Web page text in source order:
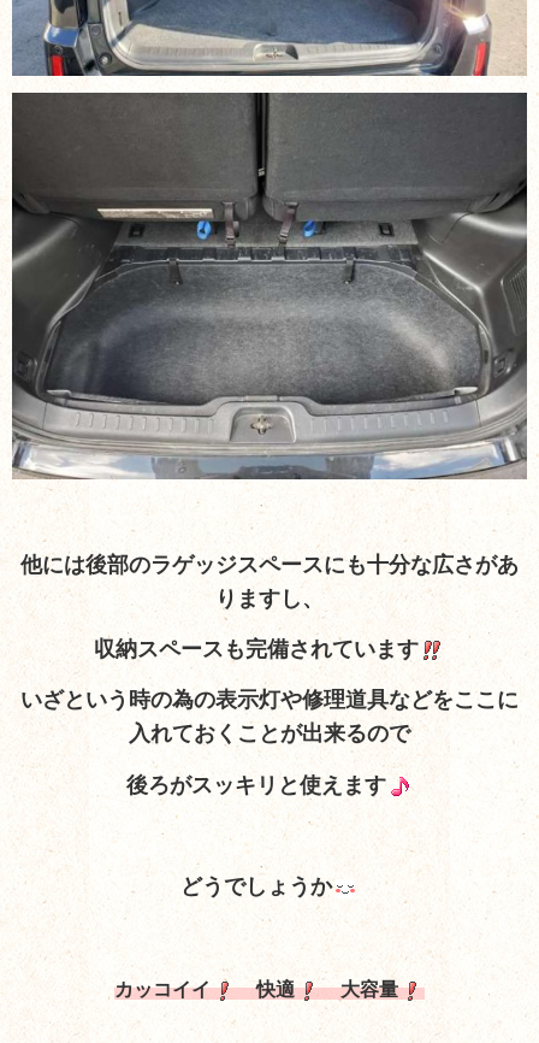
他には後部のラゲッジスペースにも十分な広さがあ
りますし、
収納スペースも完備されています
いざという時の為の表示灯や修理道具などをここに
入れておくことが出来るので
後ろがスッキリと使えます
どうでしょうか
カッコイイ 快適 大容量